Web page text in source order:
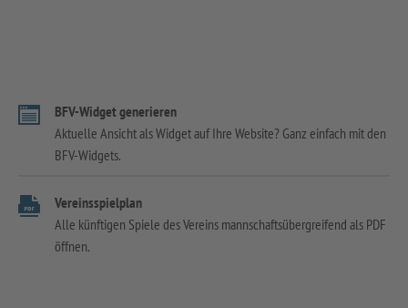
BFV-Widget generieren
Aktuelle Ansicht als Widget auf Ihre Website? Ganz einfach mit den
BFV-Widgets.
Vereinsspielplan
Alle künftigen Spiele des Vereins mannschaftsübergreifend als PDF
öffnen.